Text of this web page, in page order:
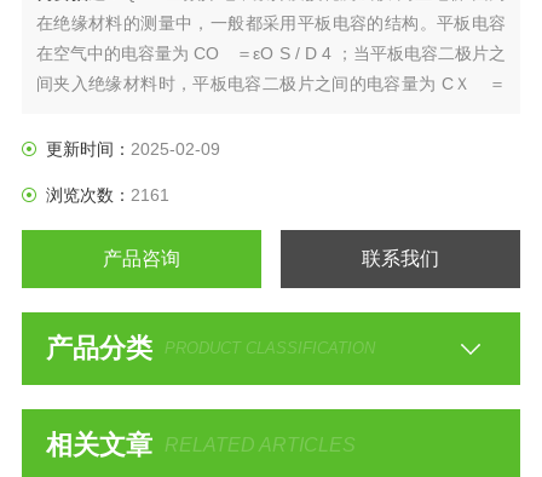
在绝缘材料的测量中，一般都采用平板电容的结构。平板电容
在空气中的电容量为 CO ＝εO S / D 4 ；当平板电容二极片之
间夹入绝缘材料时，平板电容二极片之间的电容量为 CＸ ＝
的绝缘材料介电常数计算式（εO ≈ 1）。
更新时间： 2025-02-09
浏览次数： 2161
产品咨询 联系我们
产品分类 PRODUCT CLASSIFICATION
相关文章 RELATED ARTICLES